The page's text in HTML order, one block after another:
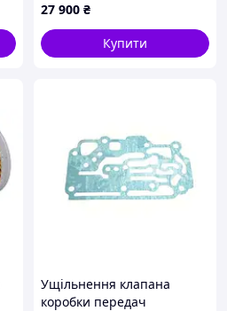
27 900 ₴
Купити
Ущільнення клапана
коробки передач